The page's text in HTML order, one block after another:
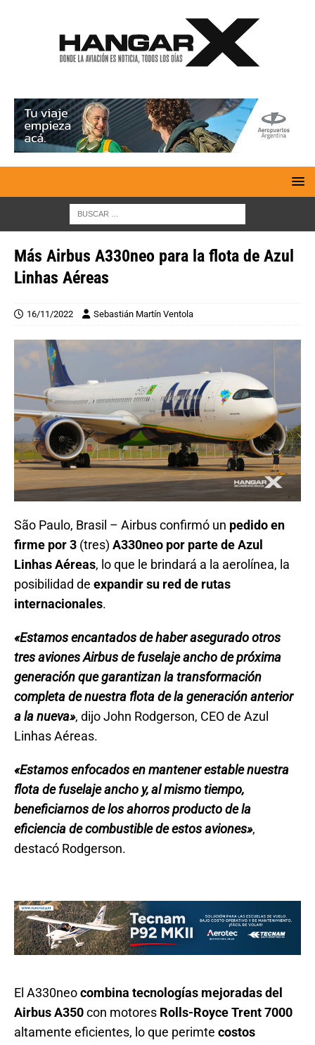
Más Airbus A330neo para la flota de Azul
Linhas Aéreas
16/11/2022 Sebastián Martín Ventola
São Paulo, Brasil – Airbus confirmó un pedido en
firme por 3 (tres) A330neo por parte de Azul
Linhas Aéreas, lo que le brindará a la aerolínea, la
posibilidad de expandir su red de rutas
internacionales.
«Estamos encantados de haber asegurado otros
tres aviones Airbus de fuselaje ancho de próxima
generación que garantizan la transformación
completa de nuestra flota de la generación anterior
a la nueva», dijo John Rodgerson, CEO de Azul
Linhas Aéreas.
«Estamos enfocados en mantener estable nuestra
flota de fuselaje ancho y, al mismo tiempo,
beneficiarnos de los ahorros producto de la
eficiencia de combustible de estos aviones»,
destacó Rodgerson.
El A330neocombina tecnologías mejoradas del
Airbus A350con motores Rolls-Royce Trent 7000
altamente eficientes, lo que perimte costos